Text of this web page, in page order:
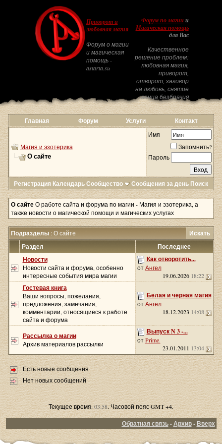
Приворот и
любовная магия
Форум о магии
и магическая
помощь -
astarta.su
Форум по магиии
Магическая помощь
для Вас
Качественное
решение проблем:
любовная магия,
приворот,
отворот, заговор
на любовь, снятие
венца безбрачия
Главная Форум Услуги Контакт
Магия и эзотерика
О сайте
Имя
Запомнить?
Пароль
Регистрация КалендарьСообщество Сообщения за день Поиск
О сайте О работе сайта и форума по магии - Магия и эзотерика, а
также новости о магической помощи и магических услугах
Подразделы: О сайте
Искать
Раздел
Последнее
Новости
Новости сайта и форума, особенно
интересные события мира магии
Как отворотить...
отАнгел
19.06.2026 18:22
Гостевая книга
Ваши вопросы, пожелания,
предложения, замечания,
комментарии, относящиеся к работе
сайта и форума
Белая и черная магия
отАнгел
18.12.2023 14:08
Рассылка о магии
Архив материалов рассылки
Выпуск N 3 -...
отPrime.
23.01.2011 13:04
Есть новые сообщения
Нет новых сообщений
Текущее время:03:58. Часовой пояс GMT +4.
Обратная связь-Архив-Вверх